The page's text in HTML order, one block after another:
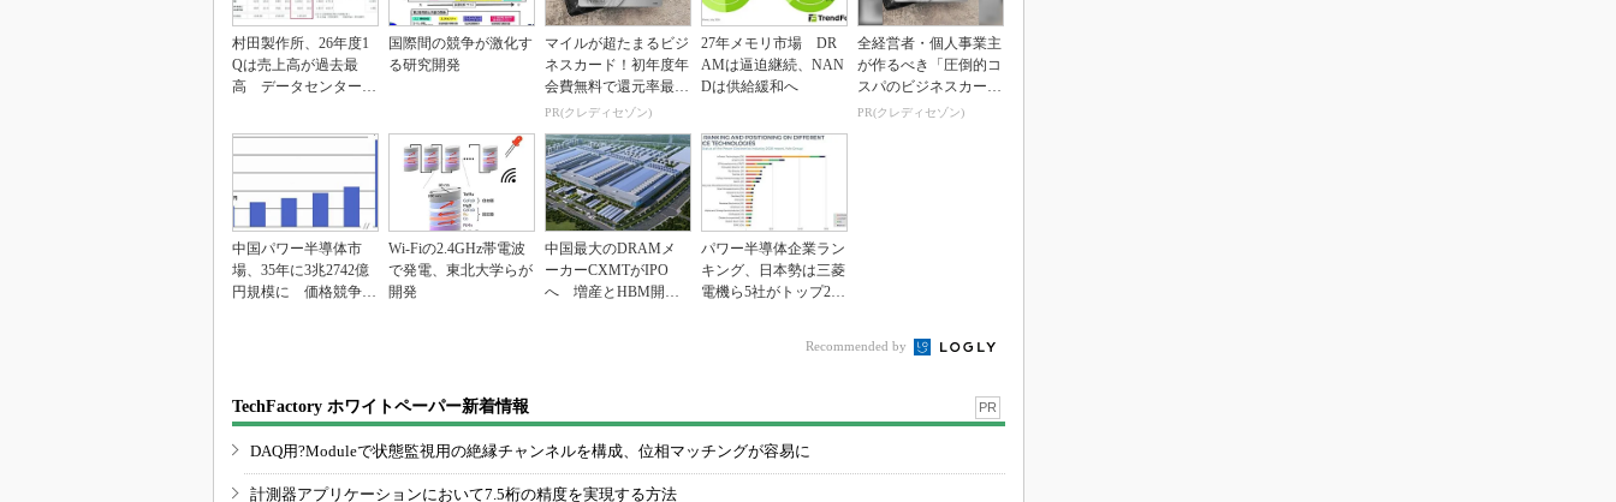
村田製作所、26年度1
Qは売上高が過去最
高 データセンター関
国際間の競争が激化す
る研究開発
マイルが超たまるビジ
ネスカード！初年度年
会費無料で還元率最大
1.125%
PR(クレディセゾン)
27年メモリ市場 DR
AMは逼迫継続、NAN
Dは供給緩和へ
全経営者・個人事業主
が作るべき「圧倒的コ
スパのビジネスカー
ド」
PR(クレディセゾン)
中国パワー半導体市
場、35年に3兆2742億
円規模に 価格競争さ
Wi-Fiの2.4GHz帯電波
で発電、東北大学らが
開発
中国最大のDRAMメ
ーカーCXMTがIPO
へ 増産とHBM開発
パワー半導体企業ラン
キング、日本勢は三菱
電機ら5社がトップ20
Recommended by
TechFactory ホワイトペーパー新着情報 PR
DAQ用?Moduleで状態監視用の絶縁チャンネルを構成、位相マッチングが容易に
計測器アプリケーションにおいて7.5桁の精度を実現する方法